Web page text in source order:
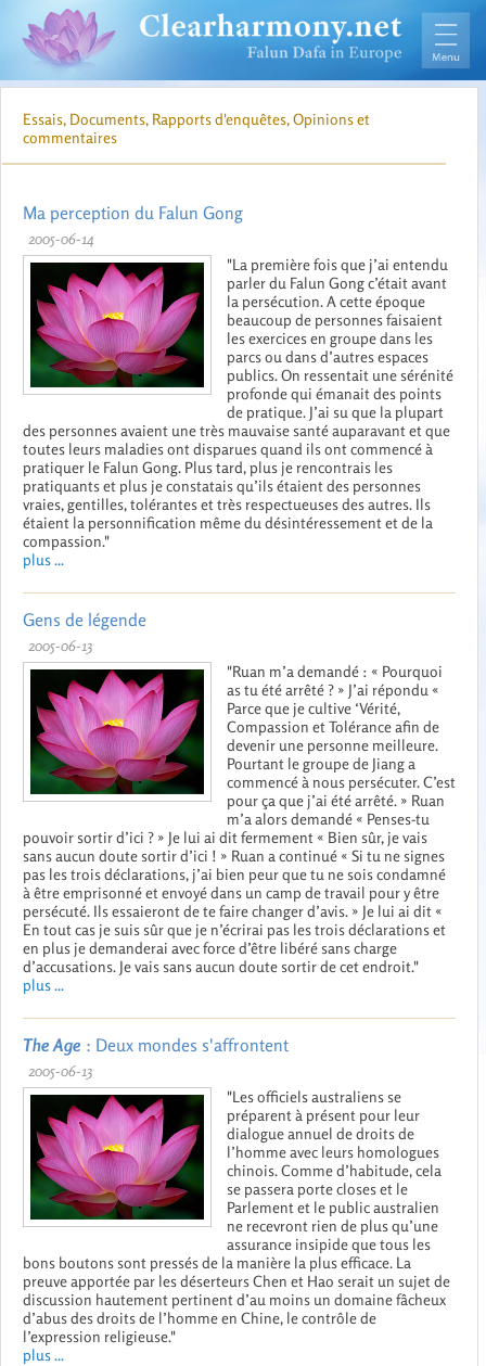
Essais, Documents, Rapports d'enquêtes, Opinions et
commentaires
Ma perception du Falun Gong
2005-06-14
"La première fois que j’ai entendu
parler du Falun Gong c’était avant
la persécution. A cette époque
beaucoup de personnes faisaient
les exercices en groupe dans les
parcs ou dans d’autres espaces
publics. On ressentait une sérénité
profonde qui émanait des points
de pratique. J’ai su que la plupart
des personnes avaient une très mauvaise santé auparavant et que
toutes leurs maladies ont disparues quand ils ont commencé à
pratiquer le Falun Gong. Plus tard, plus je rencontrais les
pratiquants et plus je constatais qu’ils étaient des personnes
vraies, gentilles, tolérantes et très respectueuses des autres. Ils
étaient la personnification même du désintéressement et de la
compassion."
plus ...
Gens de légende
2005-06-13
"Ruan m’a demandé : « Pourquoi
as tu été arrêté ? » J’ai répondu «
Parce que je cultive ‘Vérité,
Compassion et Tolérance afin de
devenir une personne meilleure.
Pourtant le groupe de Jiang a
commencé à nous persécuter. C’est
pour ça que j’ai été arrêté. » Ruan
m’a alors demandé « Penses-tu
pouvoir sortir d’ici ? » Je lui ai dit fermement « Bien sûr, je vais
sans aucun doute sortir d’ici ! » Ruan a continué « Si tu ne signes
pas les trois déclarations, j’ai bien peur que tu ne sois condamné
à être emprisonné et envoyé dans un camp de travail pour y être
persécuté. Ils essaieront de te faire changer d’avis. » Je lui ai dit «
En tout cas je suis sûr que je n’écrirai pas les trois déclarations et
en plus je demanderai avec force d’être libéré sans charge
d’accusations. Je vais sans aucun doute sortir de cet endroit."
plus ...
The Age : Deux mondes s'affrontent
2005-06-13
"Les officiels australiens se
préparent à présent pour leur
dialogue annuel de droits de
l’homme avec leurs homologues
chinois. Comme d’habitude, cela
se passera porte closes et le
Parlement et le public australien
ne recevront rien de plus qu’une
assurance insipide que tous les
bons boutons sont pressés de la manière la plus efficace. La
preuve apportée par les déserteurs Chen et Hao serait un sujet de
discussion hautement pertinent d’au moins un domaine fâcheux
d’abus des droits de l’homme en Chine, le contrôle de
l’expression religieuse."
plus ...